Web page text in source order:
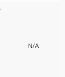
N/A